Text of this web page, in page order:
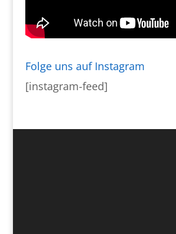
Folge uns auf Instagram
[instagram-feed]